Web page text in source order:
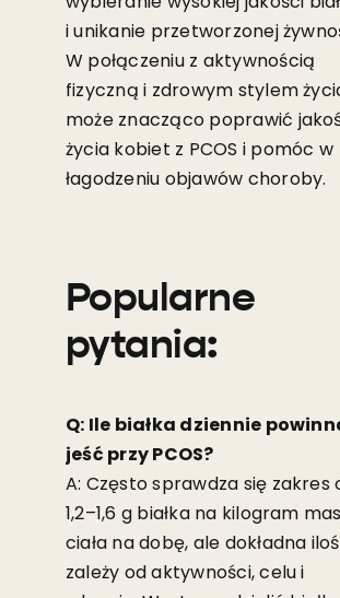
i unikanie przetworzonej
W połączeniu z aktywnością
fizyczną i zdrowym stylem
może znacząco poprawić
życia kobiet z PCOS i pomóc w
łagodzeniu objawów choroby.
Popularne
pytania:
Q: Ile białka dziennie
jeść przy PCOS?
A: Często sprawdza się zakres
1,2–1,6 g białka na kilogram
ciała na dobę, ale dokładna
zależy od aktywności, celu i